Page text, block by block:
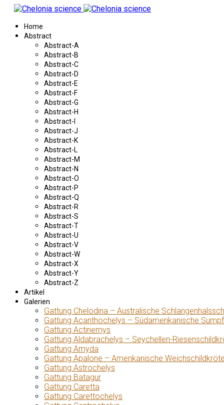
Home
Abstract
Abstract-A
Abstract-B
Abstract-C
Abstract-D
Abstract-E
Abstract-F
Abstract-G
Abstract-H
Abstract-I
Abstract-J
Abstract-K
Abstract-L
Abstract-M
Abstract-N
Abstract-O
Abstract-P
Abstract-Q
Abstract-R
Abstract-S
Abstract-T
Abstract-U
Abstract-V
Abstract-W
Abstract-X
Abstract-Y
Abstract-Z
Artikel
Galerien
Gattung Chelodina – Australische
Gattung Acanthochelys – Südamerikanische
Gattung Actinemys
Gattung Aldabrachelys – Seychellen-
Gattung Amyda
Gattung Apalone – Amerikanische
Gattung Astrochelys
Gattung Batagur
Gattung Caretta
Gattung Carettochelys